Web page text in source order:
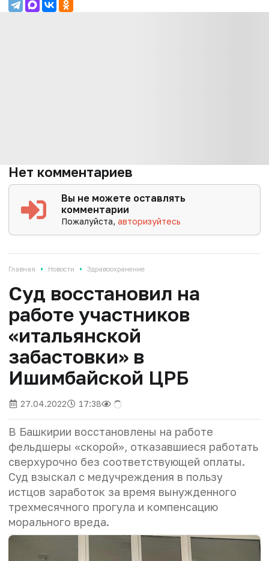
Нет комментариев
Вы не можете оставлять
комментарии
Пожалуйста,авторизуйтесь
Главная • Новости • Здравоохранение
Суд восстановил на
работе участников
«итальянской
забастовки» в
Ишимбайской ЦРБ
27.04.2022 17:38
В Башкирии восстановлены на работе
фельдшеры «скорой», отказавшиеся работать
сверхурочно без соответствующей оплаты.
Суд взыскал с медучреждения в пользу
истцов заработок за время вынужденного
трехмесячного прогула и компенсацию
морального вреда.